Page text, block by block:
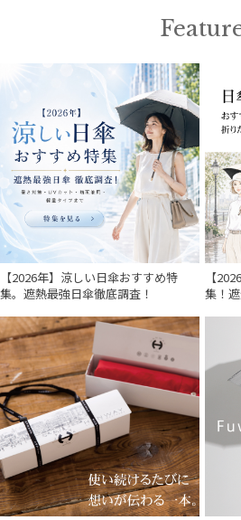
【2026年】涼しい日傘おすすめ特
集。遮熱最強日傘徹底調査！
【
集！